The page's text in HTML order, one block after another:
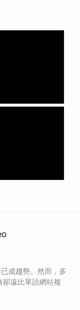
成趨勢。然而，多
卻遠比單語網站複